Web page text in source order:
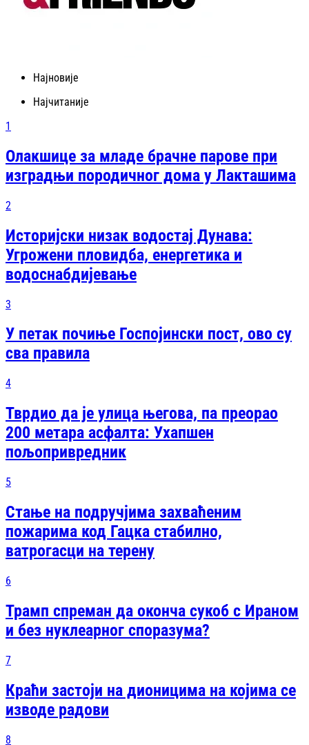
Најновије
Најчитаније
1
Олакшице за младе брачне парове при
изградњи породичног дома у Лакташима
2
Историјски низак водостај Дунава:
Угрожени пловидба, енергетика и
водоснабдијевање
3
У петак почиње Госпојински пост, ово су
сва правила
4
Тврдио да је улица његова, па преорао
200 метара асфалта: Ухапшен
пољопривредник
5
Стање на подручјима захваћеним
пожарима код Гацка стабилно,
ватрогасци на терену
6
Трамп спреман да оконча сукоб с Ираном
и без нуклеарног споразума?
7
Краћи застоји на дионицима на којима се
изводе радови
8